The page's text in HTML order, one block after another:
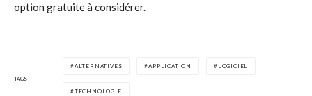
option gratuite à considérer.
TAGS
ALTERNATIVES APPLICATION LOGICIEL
TECHNOLOGIE